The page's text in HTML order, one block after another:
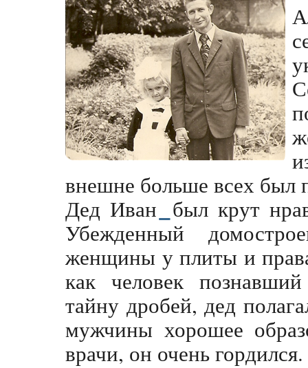
внешне больше всех был
Дед Иван был крут
Убежденный
женщины у плиты и
как человек
тайну дробей, дед
мужчины хорошее
врачи, он очень